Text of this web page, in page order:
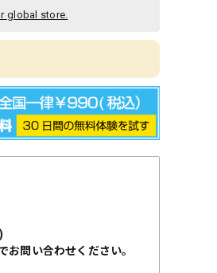
global store.
問い合わせください。